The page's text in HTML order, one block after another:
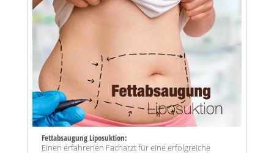
Fettabsaugung Liposuktion:
Einen erfahrenen Facharzt für eine erfolgreiche